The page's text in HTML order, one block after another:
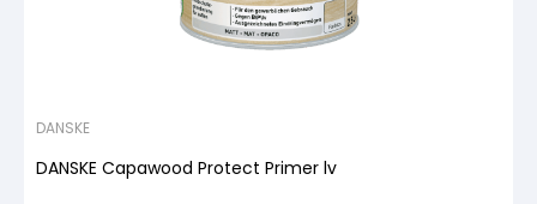
DANSKE
DANSKE Capawood Protect Primer lv